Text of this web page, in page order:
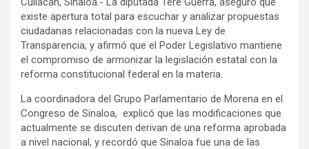
existe apertura total para escuchar y analizar propuestas
ciudadanas relacionadas con la nueva Ley de
Transparencia, y afirmó que el Poder Legislativo mantiene
el compromiso de armonizar la legislación estatal con la
reforma constitucional federal en la materia.
La coordinadora del Grupo Parlamentario de Morena en el
Congreso de Sinaloa, explicó que las modificaciones que
actualmente se discuten derivan de una reforma aprobada
a nivel nacional, y recordó que Sinaloa fue una de las